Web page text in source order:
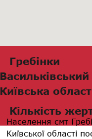
Гребінки
Київська
Кількість
Населення смт
Київської області